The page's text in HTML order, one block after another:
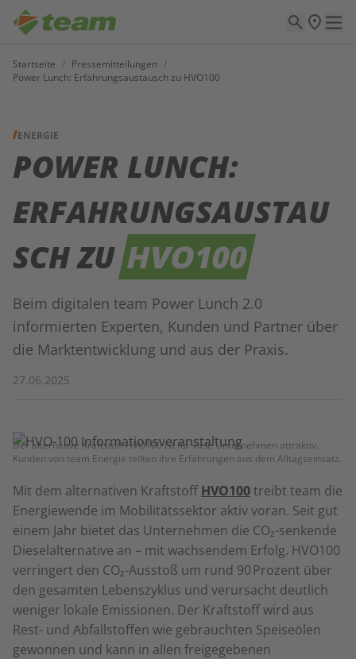
Startseite / Pressemitteilungen /
Power Lunch: Erfahrungsaustausch zu HVO100
ENERGIE
POWER LUNCH:
ERFAHRUNGSAUSTAU
SCH ZUHVO100
Beim digitalen team Power Lunch 2.0
informierten Experten, Kunden und Partner über
die Marktentwicklung und aus der Praxis.
27.06.2025
Der alternative Kraftstoff HVO100 ist für viele Unternehmen attraktiv.
Kunden von team Energie teilten ihre Erfahrungen aus dem Alltagseinsatz.
Mit dem alternativen Kraftstoff HVO100treibt team die
Energiewende im Mobilitätssektor aktiv voran. Seit gut
einem Jahr bietet das Unternehmen die CO₂-senkende
Dieselalternative an – mit wachsendem Erfolg. HVO100
verringert den CO₂-Ausstoß um rund 90 Prozent über
den gesamten Lebenszyklus und verursacht deutlich
weniger lokale Emissionen. Der Kraftstoff wird aus
Rest- und Abfallstoffen wie gebrauchten Speiseölen
gewonnen und kann in allen freigegebenen